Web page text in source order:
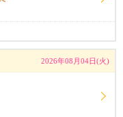
2026年08月04日(火)